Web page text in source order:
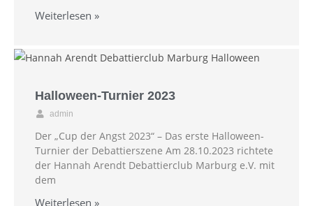
Weiterlesen »
Halloween-Turnier 2023
admin
Der „Cup der Angst 2023“ – Das erste Halloween-
Turnier der Debattierszene Am 28.10.2023 richtete
der Hannah Arendt Debattierclub Marburg e.V. mit
dem
Weiterlesen »